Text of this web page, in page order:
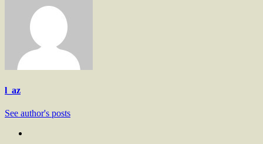
l_az
See author's posts